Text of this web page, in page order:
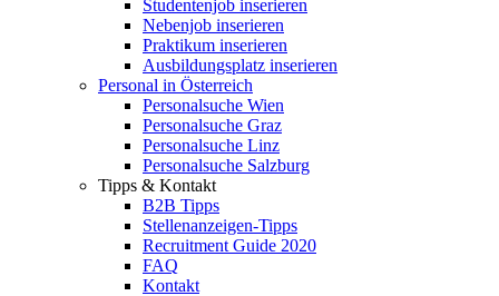
Studentenjob inserieren
Nebenjob inserieren
Praktikum inserieren
Ausbildungsplatz inserieren
Personal in Österreich
Personalsuche Wien
Personalsuche Graz
Personalsuche Linz
Personalsuche Salzburg
Tipps & Kontakt
B2B Tipps
Stellenanzeigen-Tipps
Recruitment Guide 2020
FAQ
Kontakt